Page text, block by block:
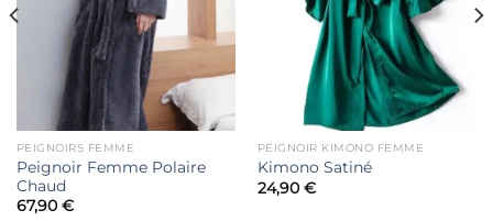
PEIGNOIRS FEMME
Peignoir Femme Polaire
Chaud
67,90 €
PEIGNOIR KIMONO FEMME
Kimono Satiné
24,90 €